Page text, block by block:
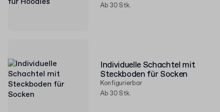
Ab 30 Stk.
Individuelle Schachtel mit
Steckboden für Socken
Konfigurierbar
Ab 30 Stk.